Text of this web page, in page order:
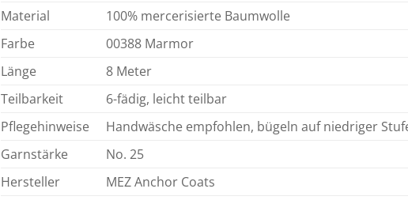
Material
100% mercerisierte Baumwolle
Farbe
00388 Marmor
Länge
8 Meter
Teilbarkeit
6-fädig, leicht teilbar
Pflegehinweise
Handwäsche empfohlen, bügeln auf niedriger
Garnstärke
No. 25
Hersteller
MEZ Anchor Coats